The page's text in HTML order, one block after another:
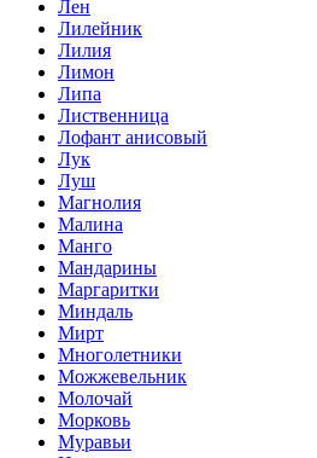
Лен
Лилейник
Лилия
Лимон
Липа
Лиственница
Лофант анисовый
Лук
Луш
Магнолия
Малина
Манго
Мандарины
Маргаритки
Миндаль
Мирт
Многолетники
Можжевельник
Молочай
Морковь
Муравьи